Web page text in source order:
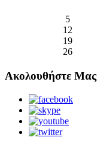
5
12
19
26
Ακολουθήστε Μας